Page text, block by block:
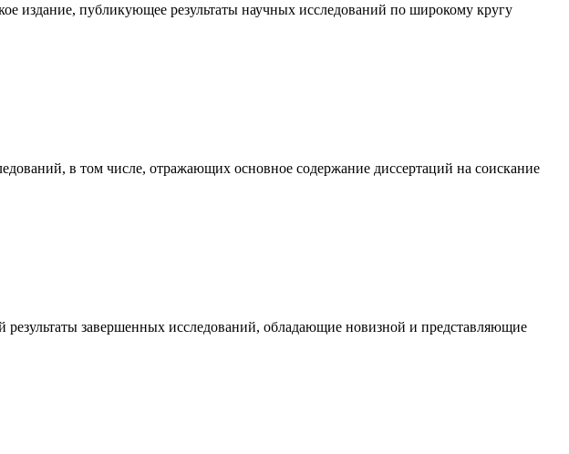
издание, публикующее результаты научных исследований по широкому кругу
в том числе, отражающих основное содержание диссертаций на соискание
завершенных исследований, обладающие новизной и представляющие